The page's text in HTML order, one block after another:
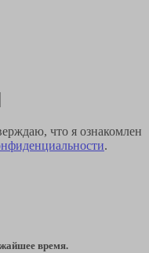
что я ознакомлен
.
время.